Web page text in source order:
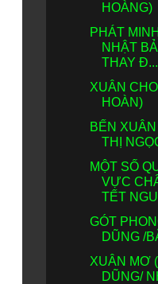
HOÀNG)
PHÁT
NHẬT
THAY Đ...
XUÂN
HOÀN)
BẾN
THỊ
MỘT SỐ
VỰC
TẾT
GÓT
DŨNG /
XUÂN MƠ
DŨNG/